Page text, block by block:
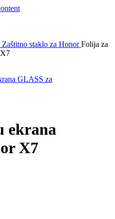
Zaštitno staklo za HonorFolija za
ekrana
X7